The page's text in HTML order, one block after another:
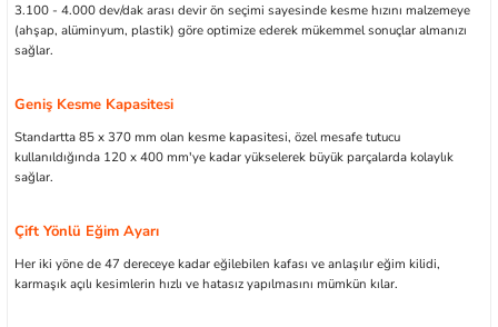
3.100 - 4.000 dev/dak arası devir ön seçimi sayesinde kesme hızını malzemeye
(ahşap, alüminyum, plastik) göre optimize ederek mükemmel sonuçlar almanızı
sağlar.
Geniş Kesme Kapasitesi
Standartta 85 x 370 mm olan kesme kapasitesi, özel mesafe tutucu
kullanıldığında 120 x 400 mm'ye kadar yükselerek büyük parçalarda kolaylık
sağlar.
Çift Yönlü Eğim Ayarı
Her iki yöne de 47 dereceye kadar eğilebilen kafası ve anlaşılır eğim kilidi,
karmaşık açılı kesimlerin hızlı ve hatasız yapılmasını mümkün kılar.